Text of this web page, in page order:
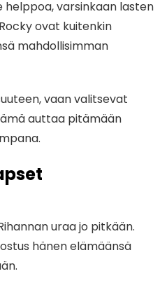
helppoa, varsinkaan lasten
ovat kuitenkin
mahdollisimman
vaan valitsevat
auttaa pitämään
uraa jo pitkään.
hänen elämäänsä